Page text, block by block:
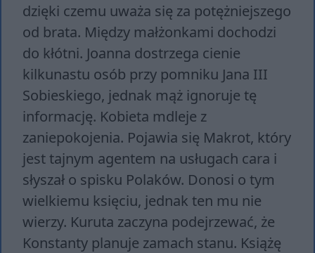
dzięki czemu uważa się za potężniejszego
od brata. Między małżonkami dochodzi
do kłótni. Joanna dostrzega cienie
kilkunastu osób przy pomniku Jana III
Sobieskiego, jednak mąż ignoruje tę
informację. Kobieta mdleje z
zaniepokojenia. Pojawia się Makrot, który
jest tajnym agentem na usługach cara i
słyszał o spisku Polaków. Donosi o tym
wielkiemu księciu, jednak ten mu nie
wierzy. Kuruta zaczyna podejrzewać, że
Konstanty planuje zamach stanu. Książę